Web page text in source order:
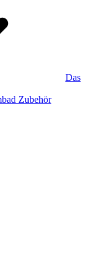
Das
Zubehör